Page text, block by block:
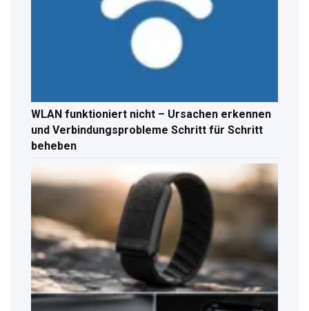
WLAN funktioniert nicht – Ursachen erkennen
und Verbindungsprobleme Schritt für Schritt
beheben